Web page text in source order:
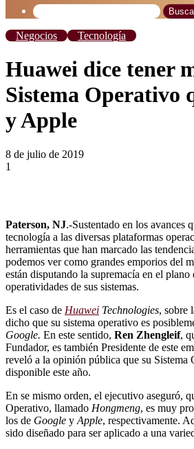
Negocios Tecnología
Huawei dice tener
Sistema Operativo
y Apple
8 de julio de 2019
1
Paterson, NJ.-Sustentado en los avances
tecnología a las diversas plataformas
herramientas que han marcado las
podemos ver como grandes emporios del
están disputando la supremacía en el plano
operatividades de sus sistemas.
Es el caso de Huawei Technologies, sobre
dicho que su sistema operativo es
Google. En este sentido, Ren Zhengleif,
Fundador, es también Presidente de este
reveló a la opinión pública que su Sistema
disponible este año.
En se mismo orden, el ejecutivo aseguró,
Operativo, llamado Hongmeng, es muy
los de Google y Apple, respectivamente.
sido diseñado para ser aplicado a una